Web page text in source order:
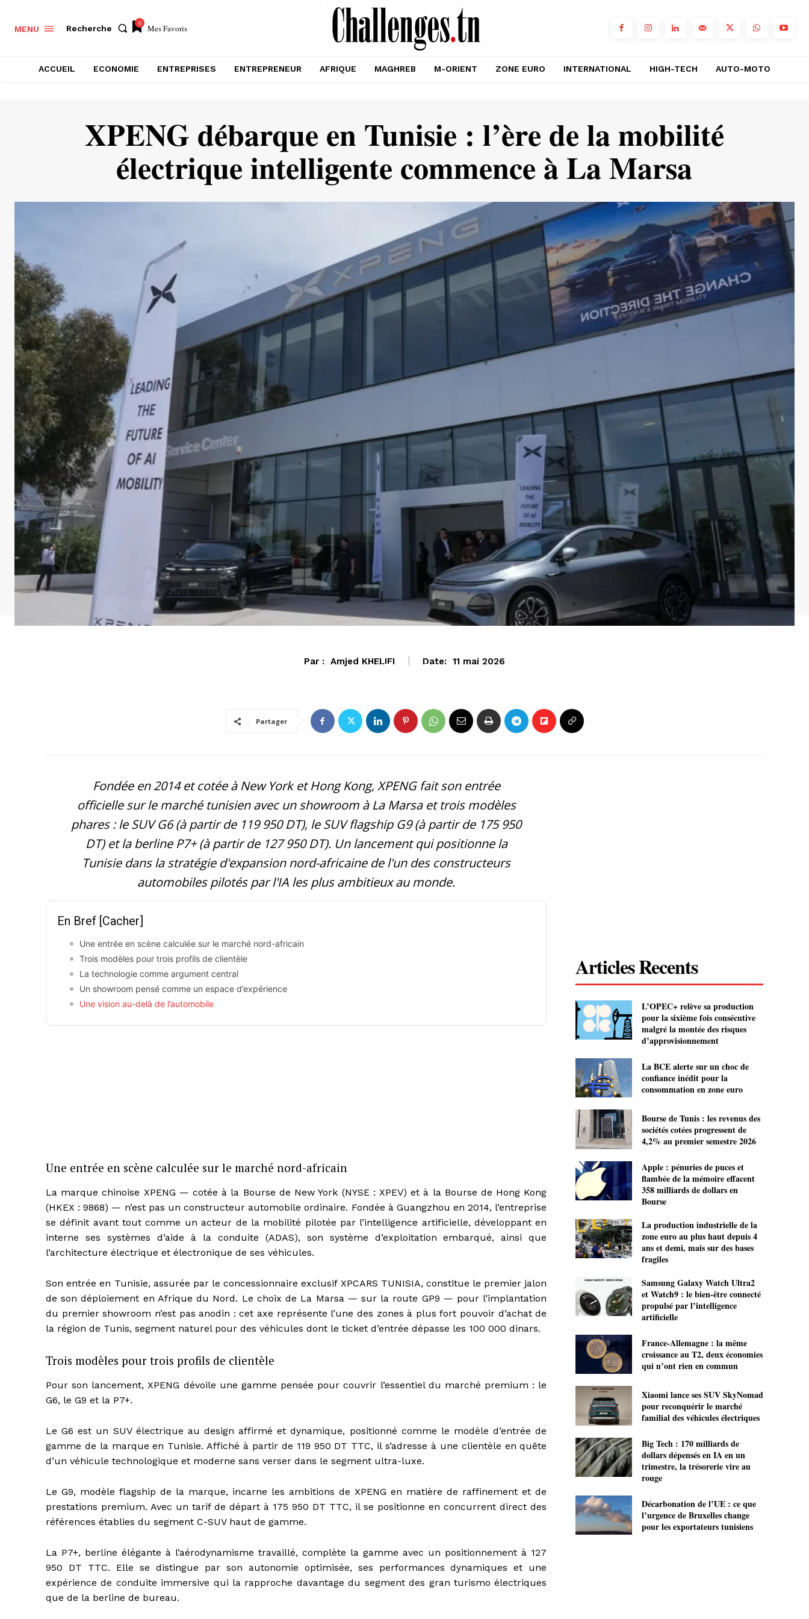
MENU Recherche
0 Mes Favoris
ACCUEIL ECONOMIE ENTREPRISES ENTREPRENEUR AFRIQUE MAGHREB M-ORIENT ZONE EURO INTERNATIONAL HIGH-TECH AUTO-MOTO
XPENG débarque en Tunisie : l’ère de la mobilité
électrique intelligente commence à La Marsa
Par : Amjed KHELIFI Date: 11 mai 2026
AUTO-MOTO
Partager
Fondée en 2014 et cotée à New York et Hong Kong, XPENG fait son entrée
officielle sur le marché tunisien avec un showroom à La Marsa et trois modèles
phares : le SUV G6 (à partir de 119 950 DT), le SUV flagship G9 (à partir de 175 950
DT) et la berline P7+ (à partir de 127 950 DT). Un lancement qui positionne la
Tunisie dans la stratégie d'expansion nord-africaine de l'un des constructeurs
automobiles pilotés par l'IA les plus ambitieux au monde.
En Bref [Cacher]
Une entrée en scène calculée sur le marché nord-africain
Trois modèles pour trois profils de clientèle
La technologie comme argument central
Un showroom pensé comme un espace d’expérience
Une vision au-delà de l’automobile
Une entrée en scène calculée sur le marché nord-africain
La marque chinoise XPENG — cotée à la Bourse de New York (NYSE : XPEV) et à la Bourse de Hong Kong
(HKEX : 9868) — n’est pas un constructeur automobile ordinaire. Fondée à Guangzhou en 2014, l’entreprise
se définit avant tout comme un acteur de la mobilité pilotée par l’intelligence artificielle, développant en
interne ses systèmes d’aide à la conduite (ADAS), son système d’exploitation embarqué, ainsi que
l’architecture électrique et électronique de ses véhicules.
Son entrée en Tunisie, assurée par le concessionnaire exclusif XPCARS TUNISIA, constitue le premier jalon
de son déploiement en Afrique du Nord. Le choix de La Marsa — sur la route GP9 — pour l’implantation
du premier showroom n’est pas anodin : cet axe représente l’une des zones à plus fort pouvoir d’achat de
la région de Tunis, segment naturel pour des véhicules dont le ticket d’entrée dépasse les 100 000 dinars.
Trois modèles pour trois profils de clientèle
Pour son lancement, XPENG dévoile une gamme pensée pour couvrir l’essentiel du marché premium : le
G6, le G9 et la P7+.
Le G6 est un SUV électrique au design affirmé et dynamique, positionné comme le modèle d’entrée de
gamme de la marque en Tunisie. Affiché à partir de 119 950 DT TTC, il s’adresse à une clientèle en quête
d’un véhicule technologique et moderne sans verser dans le segment ultra-luxe.
Le G9, modèle flagship de la marque, incarne les ambitions de XPENG en matière de raffinement et de
prestations premium. Avec un tarif de départ à 175 950 DT TTC, il se positionne en concurrent direct des
références établies du segment C-SUV haut de gamme.
La P7+, berline élégante à l’aérodynamisme travaillé, complète la gamme avec un positionnement à 127
950 DT TTC. Elle se distingue par son autonomie optimisée, ses performances dynamiques et une
expérience de conduite immersive qui la rapproche davantage du segment des gran turismo électriques
que de la berline de bureau.
Articles Recents
L’OPEC+ relève sa production
pour la sixième fois consécutive
malgré la montée des risques
d’approvisionnement
La BCE alerte sur un choc de
confiance inédit pour la
consommation en zone euro
Bourse de Tunis : les revenus des
sociétés cotées progressent de
4,2% au premier semestre 2026
Apple : pénuries de puces et
flambée de la mémoire effacent
358 milliards de dollars en
Bourse
La production industrielle de la
zone euro au plus haut depuis 4
ans et demi, mais sur des bases
fragiles
Samsung Galaxy Watch Ultra2
et Watch9 : le bien-être connecté
propulsé par l’intelligence
artificielle
France-Allemagne : la même
croissance au T2, deux économies
qui n’ont rien en commun
Xiaomi lance ses SUV SkyNomad
pour reconquérir le marché
familial des véhicules électriques
Big Tech : 170 milliards de
dollars dépensés en IA en un
trimestre, la trésorerie vire au
rouge
Décarbonation de l’UE : ce que
l’urgence de Bruxelles change
pour les exportateurs tunisiens